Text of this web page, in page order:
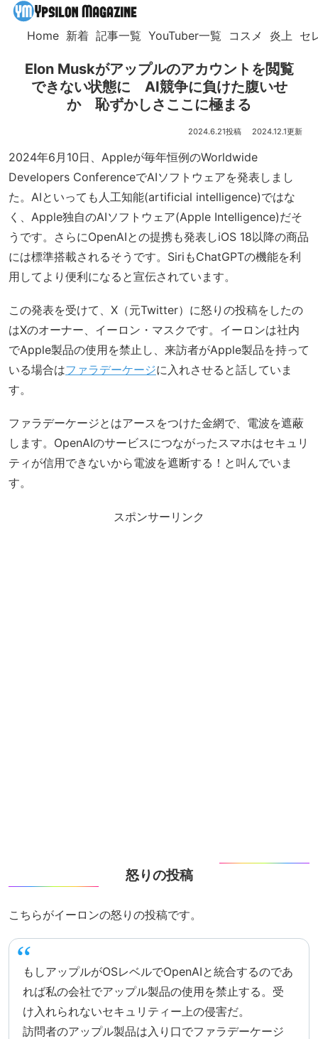
Home 新着 記事一覧 YouTuber一覧 コスメ 炎上 セ
Elon Muskがアップルのアカウントを閲覧
できない状態に AI競争に負けた腹いせ
か 恥ずかしさここに極まる
2024.6.21 2024.12.1
2024年6月10日、Appleが毎年恒例のWorldwide
Developers ConferenceでAIソフトウェアを発表しまし
た。AIといっても人工知能(artificial intelligence)ではな
く、Apple独自のAIソフトウェア(Apple Intelligence)だそ
うです。さらにOpenAIとの提携も発表しiOS 18以降の商品
には標準搭載されるそうです。SiriもChatGPTの機能を利
用してより便利になると宣伝されています。
この発表を受けて、X（元Twitter）に怒りの投稿をしたの
はXのオーナー、イーロン・マスクです。イーロンは社内
でApple製品の使用を禁止し、来訪者がApple製品を持って
いる場合はファラデーケージに入れさせると話していま
す。
ファラデーケージとはアースをつけた金網で、電波を遮蔽
します。OpenAIのサービスにつながったスマホはセキュリ
ティが信用できないから電波を遮断する！と叫んでいま
す。
スポンサーリンク
怒りの投稿
こちらがイーロンの怒りの投稿です。
もしアップルがOSレベルでOpenAIと統合するのであ
れば私の会社でアップル製品の使用を禁止する。受
け入れられないセキュリティー上の侵害だ。
訪問者のアップル製品は入り口でファラデーケージ